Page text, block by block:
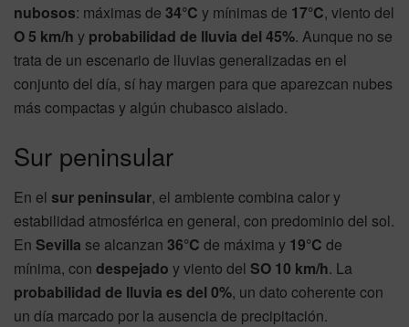
nubosos: máximas de 34°C y mínimas de 17°C, viento del
O 5 km/h y probabilidad de lluvia del 45%. Aunque no se
trata de un escenario de lluvias generalizadas en el
conjunto del día, sí hay margen para que aparezcan nubes
más compactas y algún chubasco aislado.
Sur peninsular
En el sur peninsular, el ambiente combina calor y
estabilidad atmosférica en general, con predominio del sol.
En Sevilla se alcanzan 36°C de máxima y 19°C de
mínima, con despejado y viento del SO 10 km/h. La
probabilidad de lluvia es del 0%, un dato coherente con
un día marcado por la ausencia de precipitación.